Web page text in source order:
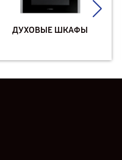
ДУХОВЫЕ ШКАФЫ